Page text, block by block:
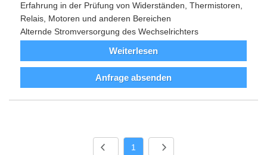
Erfahrung in der Prüfung von Widerständen, Thermistoren,
Relais, Motoren und anderen Bereichen
Alternde Stromversorgung des Wechselrichters
Weiterlesen
Anfrage absenden
1